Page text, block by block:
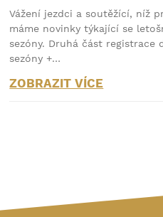
Vážení jezdci a soutěžící, níž
máme novinky týkající se
sezóny. Druhá část registrace
sezóny +…
ZOBRAZIT VÍCE